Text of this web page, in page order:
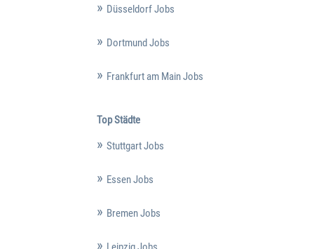
Düsseldorf Jobs
Dortmund Jobs
Frankfurt am Main Jobs
Top Städte
Stuttgart Jobs
Essen Jobs
Bremen Jobs